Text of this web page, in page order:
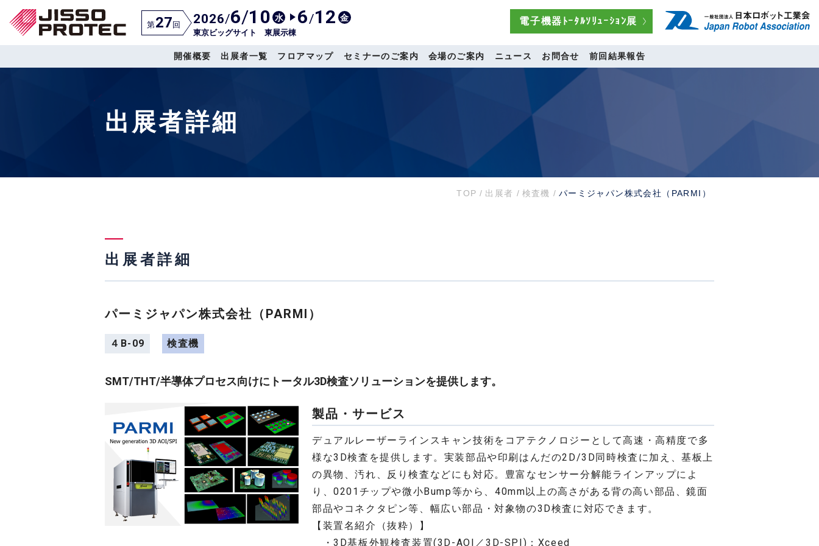
第27回 2026/6/10 水 6/12 金
東京ビッグサイト 東展示棟
電子機器ﾄｰﾀﾙｿﾘｭｰｼｮﾝ展
開催概要 出展者一覧 フロアマップ セミナーのご案内 会場のご案内 ニュース お問合せ 前回結果報告
出展者詳細
TOP / 出展者 / 検査機 / パーミジャパン株式会社（PARMI）
出展者詳細
パーミジャパン株式会社（PARMI）
４B-09 検査機
SMT/THT/半導体プロセス向けにトータル3D検査ソリューションを提供します。
製品・サービス
デュアルレーザーラインスキャン技術をコアテクノロジーとして高速・高精度で多
様な3D検査を提供します。実装部品や印刷はんだの2D/3D同時検査に加え、基板上
の異物、汚れ、反り検査などにも対応。豊富なセンサー分解能ラインアップによ
り、0201チップや微小Bump等から、40mm以上の高さがある背の高い部品、鏡面
部品やコネクタピン等、幅広い部品・対象物の3D検査に対応できます。
【装置名紹介（抜粋）】
・3D基板外観検査装置(3D-AOI／3D-SPI)：Xceed